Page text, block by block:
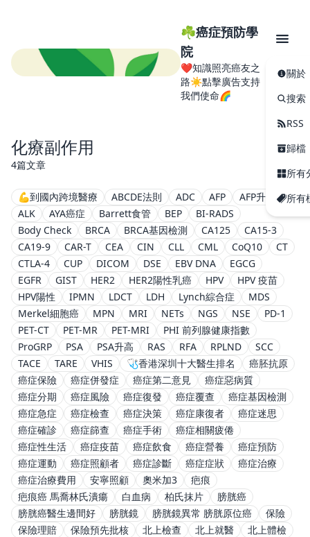
☘️癌症預防學
院
❤️知識照亮癌友之
路☀️點擊廣告支持
我們使命🌈
關於
搜索
RSS
歸檔
所有
所有
化療副作用
4篇文章
💪到國內跨境醫療 ABCDE法則 ADC AFP
AFP升高
ALK
AYA癌症 Barrett食管 BEP
BI-RADS
Body Check
BRCA BRCA基因檢測 CA125
CA15-3
CA19-9
CAR-T CEA CIN CLL CML CoQ10
CT
CTLA-4
CUP DICOM DSE EBV DNA
EGCG
EGFR
GIST HER2 HER2陽性乳癌 HPV
HPV 疫苗
HPV陽性
IPMN LDCT LDH Lynch綜合症
MDS
Merkel細胞癌
MPN MRI NETs NGS NSE
PD-1
PET-CT
PET-MR PET-MRI
PHI 前列腺健康指數
ProGRP
PSA PSA升高 RAS RFA RPLND
SCC
TACE
TARE VHIS 🩺香港深圳十大醫生排名
癌胚抗原
癌症保險
癌症併發症 癌症第二意見
癌症惡病質
癌症分期
癌症風險 癌症復發 癌症覆查
癌症基因檢測
癌症急症
癌症檢查 癌症決策 癌症康復者
癌症迷思
癌症確診
癌症篩查 癌症手術
癌症相關疲倦
癌症性生活
癌症疫苗 癌症飲食 癌症營養
癌症預防
癌症運動
癌症照顧者 癌症診斷 癌症症狀
癌症治療
癌症治療費用
安寧照顧 奧米加3
疤痕
疤痕癌 馬喬林氏潰瘍
白血病 柏氏抹片
膀胱癌
膀胱癌醫生邊間好
膀胱鏡 膀胱鏡異常 膀胱原位癌
保險
保險理賠
保險預先批核 北上檢查 北上就醫
北上體檢